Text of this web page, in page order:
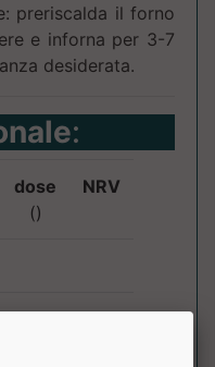
preriscalda il forno
e inforna per 3-7
desiderata.
:
dose
()
NRV